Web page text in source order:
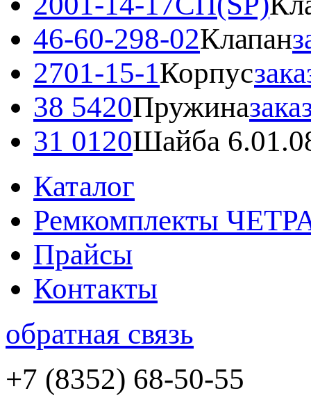
46-60-298-02Клапан
2701-15-1Корпус
38 5420Пружина
31 0120Шайба
Каталог
Ремкомплекты
Прайсы
Контакты
обратная связь
+7 (8352) 68-50-55